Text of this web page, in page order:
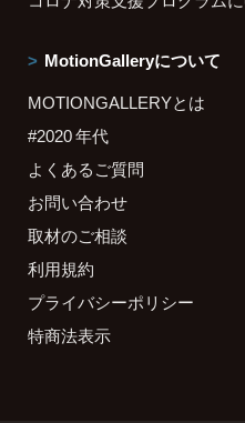
MotionGalleryについて
MOTIONGALLERYとは
#2020 年代
よくあるご質問
お問い合わせ
取材のご相談
利用規約
プライバシーポリシー
特商法表示